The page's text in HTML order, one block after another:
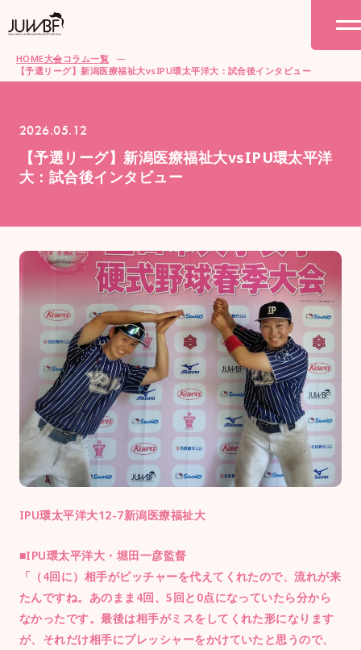
HOME大会コラム一覧
【予選リーグ】新潟医療福祉大vsIPU環太平洋大：試合後インタビュー
2026.05.12
【予選リーグ】新潟医療福祉大vsIPU環太平洋
大：試合後インタビュー
IPU環太平洋大12-7新潟医療福祉大
■IPU環太平洋大・堀田一彦監督
「（4回に）相手がピッチャーを代えてくれたので、流れが来
たんですね。あのまま4回、5回と0点になっていたら分から
なかったです。最後は相手がミスをしてくれた形になります
が、それだけ相手にプレッシャーをかけていたと思うので、